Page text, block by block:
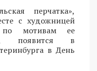
перчатка»,
с художницей
мотивам ее
появится в
в День